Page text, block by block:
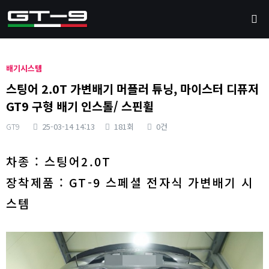
배기시스템
스팅어 2.0T 가변배기 머플러 튜닝, 마이스터 디퓨저
GT9 구형 배기 인스톨/ 스핀휠
GT9 25-03-14 14:13 181회 0건
본문
차종 : 스팅어2.0T
장착제품 : GT-9 스페셜 전자식 가변배기 시
스템